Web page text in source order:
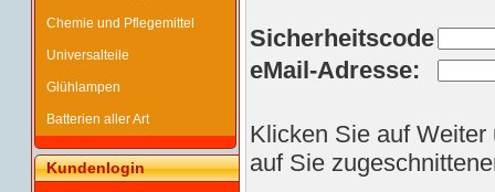
Chemie und Pflegemittel
Universalteile
Glühlampen
Batterien aller Art
Kundenlogin
Sicherheitscode
eMail-Adresse:
Klicken Sie auf
auf Sie